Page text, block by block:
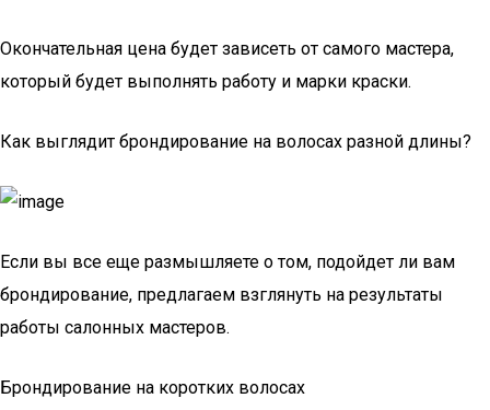
Окончательная цена будет зависеть от самого мастера,
который будет выполнять работу и марки краски.
Как выглядит брондирование на волосах разной длины?
Если вы все еще размышляете о том, подойдет ли вам
брондирование, предлагаем взглянуть на результаты
работы салонных мастеров.
Брондирование на коротких волосах